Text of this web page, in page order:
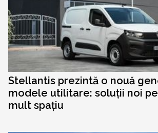
Stellantis prezintă o nouă
modele utilitare: soluții noi
mult spațiu